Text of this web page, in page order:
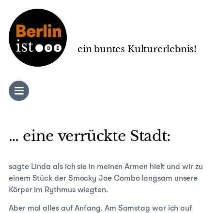
ein buntes Kulturerlebnis!
… eine verrückte Stadt:
sagte Linda als ich sie in meinen Armen hielt und wir zu
einem Stück der Smocky Joe Combo langsam unsere
Körper im Rythmus wiegten.
Aber mal alles auf Anfang. Am Samstag war ich auf